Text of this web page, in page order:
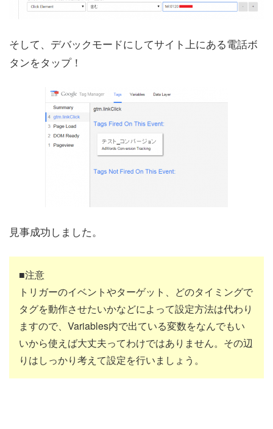
そして、デバックモードにしてサイト上にある電話ボ
タンをタップ！
見事成功しました。
■注意
トリガーのイベントやターゲット、どのタイミングで
タグを動作させたいかなどによって設定方法は代わり
ますので、Variables内で出ている変数をなんでもい
いから使えば大丈夫ってわけではありません。その辺
りはしっかり考えて設定を行いましょう。